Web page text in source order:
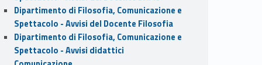
Dipartimento di Filosofia, Comunicazione e
Spettacolo - Avvisi del Docente Filosofia
Dipartimento di Filosofia, Comunicazione e
Spettacolo - Avvisi didattici